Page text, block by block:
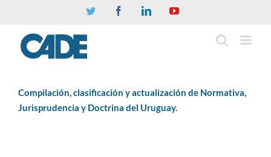
Twitter FacebookLinkedinYouTube
Compilación, clasificación y actualización de Normativa,
Jurisprudencia y Doctrina del Uruguay.